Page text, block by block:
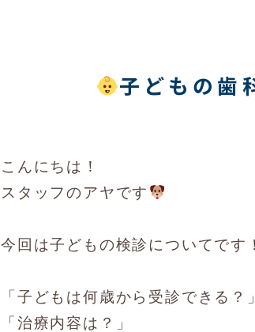
子どもの歯
こんにちは！
スタッフのアヤです
今回は子どもの検診についてです！
「子どもは何歳から受診できる？」
「治療内容は？」